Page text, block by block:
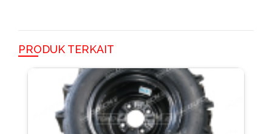
PRODUK TERKAIT